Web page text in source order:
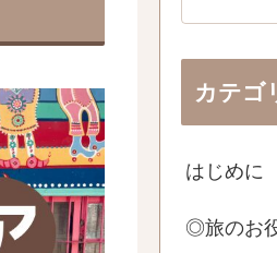
カテゴ
はじめに
◎旅のお